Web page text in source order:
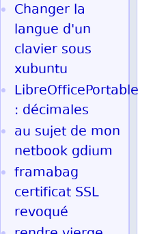
Changer la
langue d'un
clavier sous
xubuntu
LibreOfficePortable
: décimales
au sujet de mon
netbook gdium
framabag
certificat SSL
revoqué